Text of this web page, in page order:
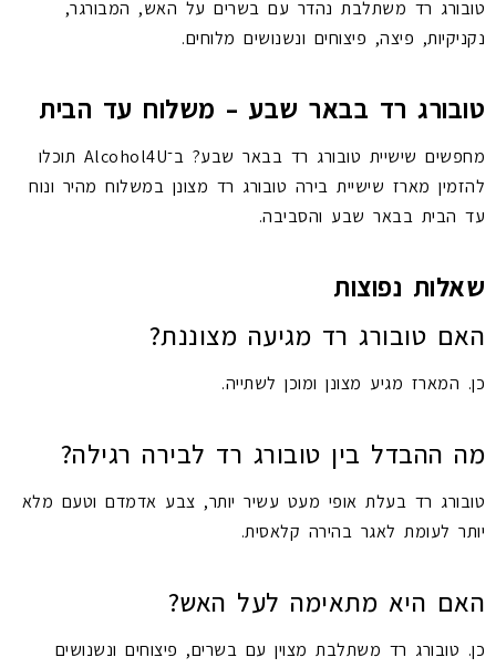
טובורג רד משתלבת נהדר עם בשרים על האש, המבורגר,
נקניקיות, פיצה, פיצוחים ונשנושים מלוחים.
טובורג רד בבאר שבע – משלוח עד הבית
מחפשים שישיית טובורג רד בבאר שבע? ב־Alcohol4U תוכלו
להזמין מארז שישיית בירה טובורג רד מצונן במשלוח מהיר ונוח
עד הבית בבאר שבע והסביבה.
שאלות נפוצות
האם טובורג רד מגיעה מצוננת?
כן. המארז מגיע מצונן ומוכן לשתייה.
מה ההבדל בין טובורג רד לבירה רגילה?
טובורג רד בעלת אופי מעט עשיר יותר, צבע אדמדם וטעם מלא
יותר לעומת לאגר בהירה קלאסית.
האם היא מתאימה לעל האש?
כן. טובורג רד משתלבת מצוין עם בשרים, פיצוחים ונשנושים